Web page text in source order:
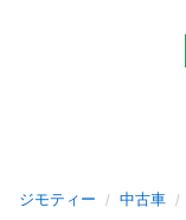
ジモティー 中古車